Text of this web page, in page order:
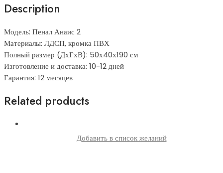
Description
Модель: Пенал Анаис 2
Материалы: ЛДСП, кромка ПВХ
Полный размер (ДхГхВ): 50х40х190 см
Изготовление и доставка: 10-12 дней
Гарантия: 12 месяцев
Related products
Добавить в список желаний